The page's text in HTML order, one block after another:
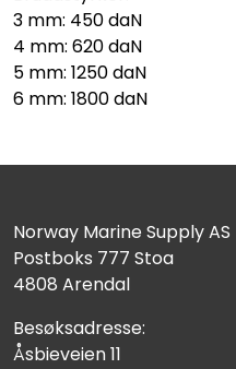
3 mm: 450 daN
4 mm: 620 daN
5 mm: 1250 daN
6 mm: 1800 daN
Norway Marine Supply AS
Postboks 777 Stoa
4808 Arendal
Besøksadresse:
Åsbieveien 11